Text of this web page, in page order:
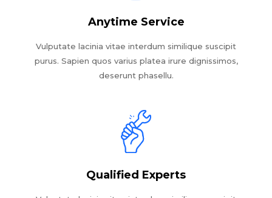
Anytime Service
Vulputate lacinia vitae interdum similique suscipit
purus. Sapien quos varius platea irure dignissimos,
deserunt phasellu.
Qualified Experts